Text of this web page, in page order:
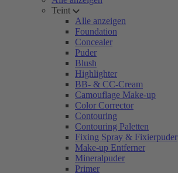
Teint
Alle anzeigen
Foundation
Concealer
Puder
Blush
Highlighter
BB- & CC-Cream
Camouflage Make-up
Color Corrector
Contouring
Contouring Paletten
Fixing Spray & Fixierpuder
Make-up Entferner
Mineralpuder
Primer